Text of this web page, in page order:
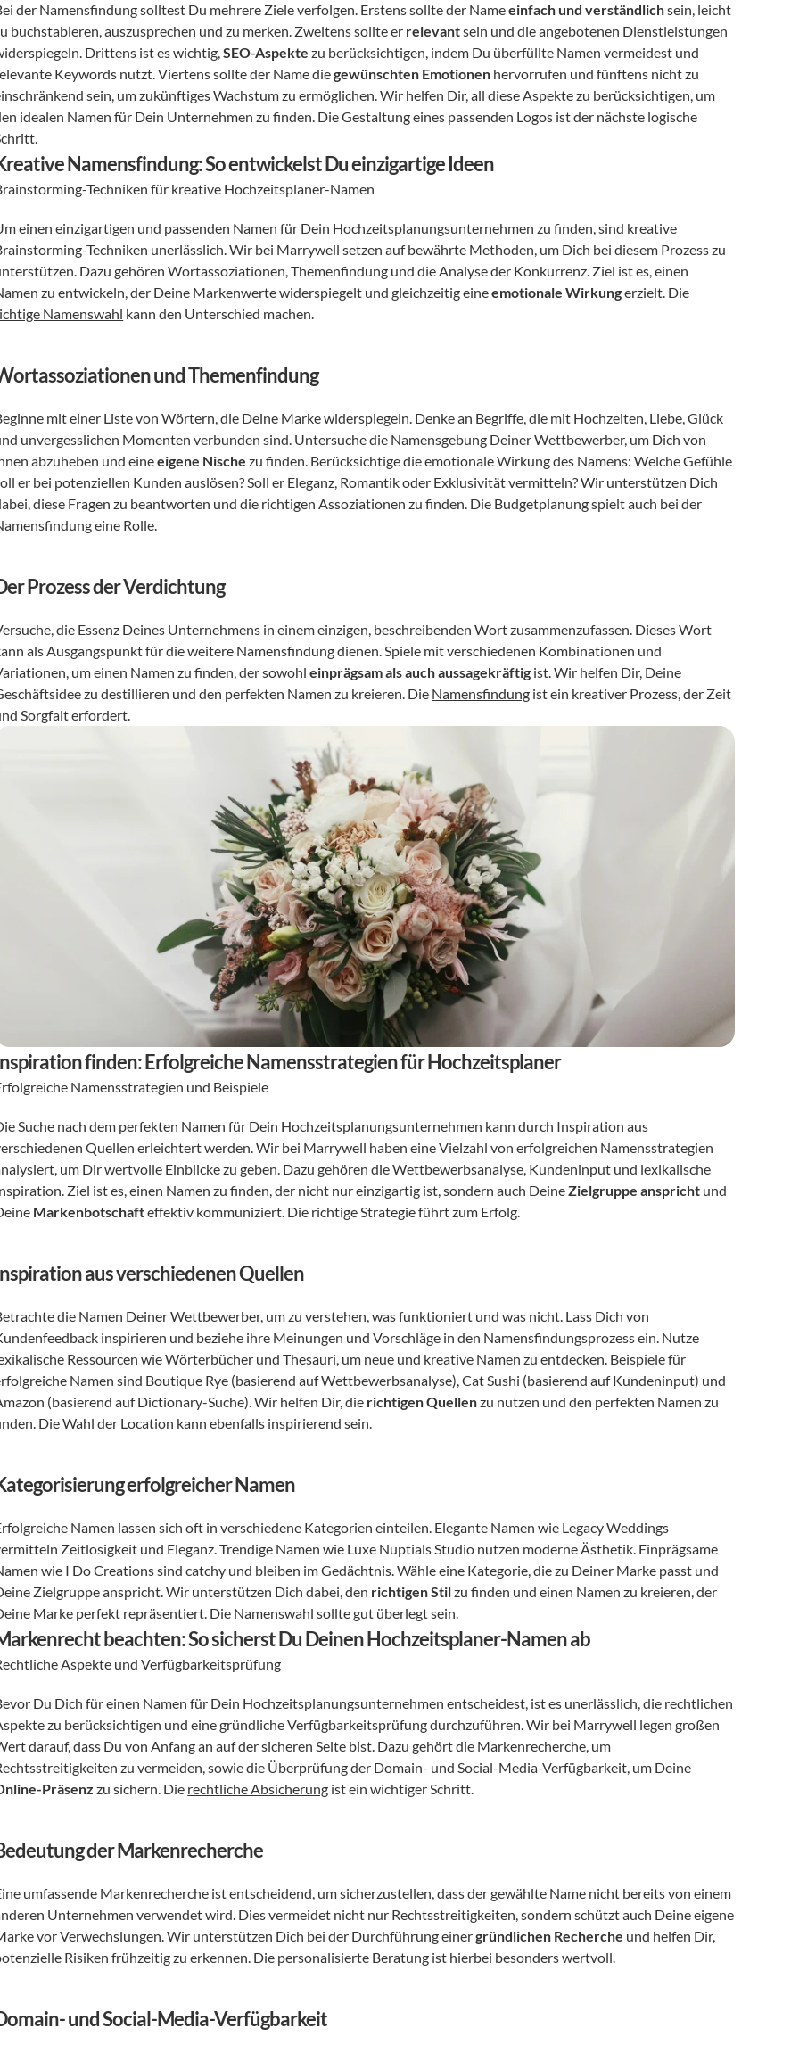
der Namensfindung solltest Du mehrere Ziele verfolgen. Erstens sollte der Name einfach und verständlich sein, leicht
buchstabieren, auszusprechen und zu merken. Zweitens sollte er relevant sein und die angebotenen Dienstleistungen
Drittens ist es wichtig, SEO-Aspekte zu berücksichtigen, indem Du überfüllte Namen vermeidest und
Keywords nutzt. Viertens sollte der Name die gewünschten Emotionen hervorrufen und fünftens nicht zu
sein, um zukünftiges Wachstum zu ermöglichen. Wir helfen Dir, all diese Aspekte zu berücksichtigen, um
idealen Namen für Dein Unternehmen zu finden. Die Gestaltung eines passenden Logos ist der nächste logische
Namensfindung: So entwickelst Du einzigartige Ideen
Techniken für kreative Hochzeitsplaner-Namen
einen einzigartigen und passenden Namen für Dein Hochzeitsplanungsunternehmen zu finden, sind kreative
Techniken unerlässlich. Wir bei Marrywell setzen auf bewährte Methoden, um Dich bei diesem Prozess zu
Dazu gehören Wortassoziationen, Themenfindung und die Analyse der Konkurrenz. Ziel ist es, einen
zu entwickeln, der Deine Markenwerte widerspiegelt und gleichzeitig eine emotionale Wirkung
Namenswahl kann den Unterschied machen.
und Themenfindung
mit einer Liste von Wörtern, die Deine Marke widerspiegeln. Denke an Begriffe, die mit Hochzeiten, Liebe, Glück
unvergesslichen Momenten verbunden sind. Untersuche die Namensgebung Deiner Wettbewerber, um Dich von
abzuheben und eine eigene Nische zu finden. Berücksichtige die emotionale Wirkung des Namens: Welche Gefühle
er bei potenziellen Kunden auslösen? Soll er Eleganz, Romantik oder Exklusivität vermitteln? Wir unterstützen Dich
diese Fragen zu beantworten und die richtigen Assoziationen zu finden. Die Budgetplanung spielt auch bei der
eine Rolle.
Prozess der Verdichtung
die Essenz Deines Unternehmens in einem einzigen, beschreibenden Wort zusammenzufassen. Dieses Wort
als Ausgangspunkt für die weitere Namensfindung dienen. Spiele mit verschiedenen Kombinationen und
um einen Namen zu finden, der sowohl einprägsam als auch aussagekräftig ist. Wir helfen Dir, Deine
zu destillieren und den perfekten Namen zu kreieren. Die Namensfindung ist ein kreativer Prozess, der Zeit
Sorgfalt erfordert.
finden: Erfolgreiche Namensstrategien für Hochzeitsplaner
Namensstrategien und Beispiele
Suche nach dem perfekten Namen für Dein Hochzeitsplanungsunternehmen kann durch Inspiration aus
Quellen erleichtert werden. Wir bei Marrywell haben eine Vielzahl von erfolgreichen Namensstrategien
um Dir wertvolle Einblicke zu geben. Dazu gehören die Wettbewerbsanalyse, Kundeninput und lexikalische
Ziel ist es, einen Namen zu finden, der nicht nur einzigartig ist, sondern auch Deine Zielgruppe anspricht und
Markenbotschaft effektiv kommuniziert. Die richtige Strategie führt zum Erfolg.
aus verschiedenen Quellen
die Namen Deiner Wettbewerber, um zu verstehen, was funktioniert und was nicht. Lass Dich von
inspirieren und beziehe ihre Meinungen und Vorschläge in den Namensfindungsprozess ein. Nutze
Ressourcen wie Wörterbücher und Thesauri, um neue und kreative Namen zu entdecken. Beispiele für
Namen sind Boutique Rye (basierend auf Wettbewerbsanalyse), Cat Sushi (basierend auf Kundeninput) und
(basierend auf Dictionary-Suche). Wir helfen Dir, die richtigen Quellen zu nutzen und den perfekten Namen zu
Die Wahl der Location kann ebenfalls inspirierend sein.
erfolgreicher Namen
Namen lassen sich oft in verschiedene Kategorien einteilen. Elegante Namen wie Legacy Weddings
Zeitlosigkeit und Eleganz. Trendige Namen wie Luxe Nuptials Studio nutzen moderne Ästhetik. Einprägsame
wie I Do Creations sind catchy und bleiben im Gedächtnis. Wähle eine Kategorie, die zu Deiner Marke passt und
Zielgruppe anspricht. Wir unterstützen Dich dabei, den richtigen Stil zu finden und einen Namen zu kreieren, der
Marke perfekt repräsentiert. Die Namenswahl sollte gut überlegt sein.
beachten: So sicherst Du Deinen Hochzeitsplaner-Namen ab
Aspekte und Verfügbarkeitsprüfung
Du Dich für einen Namen für Dein Hochzeitsplanungsunternehmen entscheidest, ist es unerlässlich, die rechtlichen
zu berücksichtigen und eine gründliche Verfügbarkeitsprüfung durchzuführen. Wir bei Marrywell legen großen
darauf, dass Du von Anfang an auf der sicheren Seite bist. Dazu gehört die Markenrecherche, um
Präsenz zu sichern. Die rechtliche Absicherung ist ein wichtiger Schritt.
der Markenrecherche
umfassende Markenrecherche ist entscheidend, um sicherzustellen, dass der gewählte Name nicht bereits von einem
Unternehmen verwendet wird. Dies vermeidet nicht nur Rechtsstreitigkeiten, sondern schützt auch Deine eigene
vor Verwechslungen. Wir unterstützen Dich bei der Durchführung einer gründlichen Recherche und helfen Dir,
Risiken frühzeitig zu erkennen. Die personalisierte Beratung ist hierbei besonders wertvoll.
und Social-Media-Verfügbarkeit